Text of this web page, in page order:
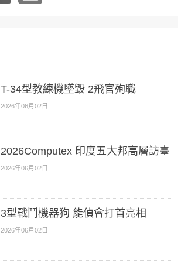
T-34型教練機墜毀 2飛官殉職
2026年06月02日
2026Computex 印度五大邦高層訪臺
2026年06月02日
3型戰鬥機器狗 能偵會打首亮相
2026年06月02日